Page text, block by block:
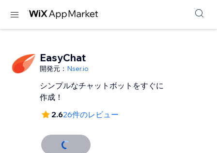
EasyChat
開発元： Nser.io
シンプルなチャットボットをすぐに
作成！
2.626件のレビュー